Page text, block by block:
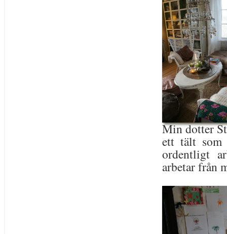
Min dotter
ett tält
ordentligt
arbetar från